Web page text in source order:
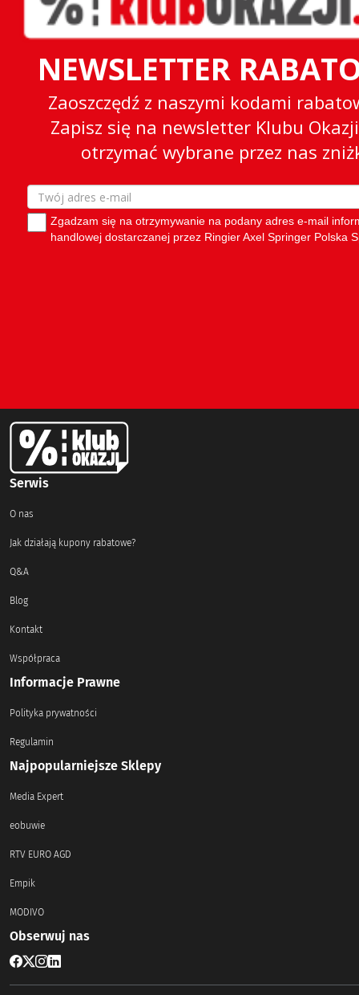
Serwis
O nas
Jak działają kupony rabatowe?
Q&A
Blog
Kontakt
Współpraca
Informacje Prawne
Polityka prywatności
Regulamin
Najpopularniejsze Sklepy
Media Expert
eobuwie
RTV EURO AGD
Empik
MODIVO
Obserwuj nas